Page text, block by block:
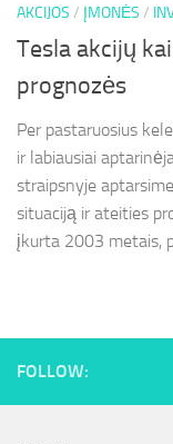
AKCIJOS / ĮMONĖS /
Tesla akcijų
prognozės
Per pastaruosius
ir labiausiai
straipsnyje
situaciją ir ateities
įkurta 2003 metais,
FOLLOW: